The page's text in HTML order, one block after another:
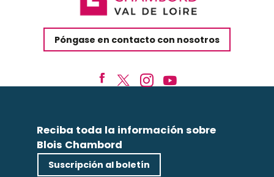
Póngase en contacto con nosotros
Reciba toda la información sobre
Blois Chambord
Suscripción al boletín